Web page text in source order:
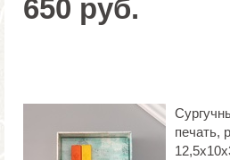
650 руб.
печать,